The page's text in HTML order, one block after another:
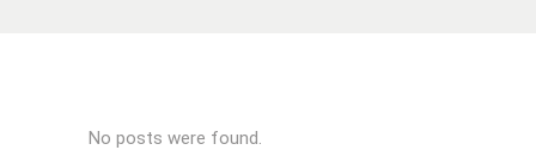
No posts were found.